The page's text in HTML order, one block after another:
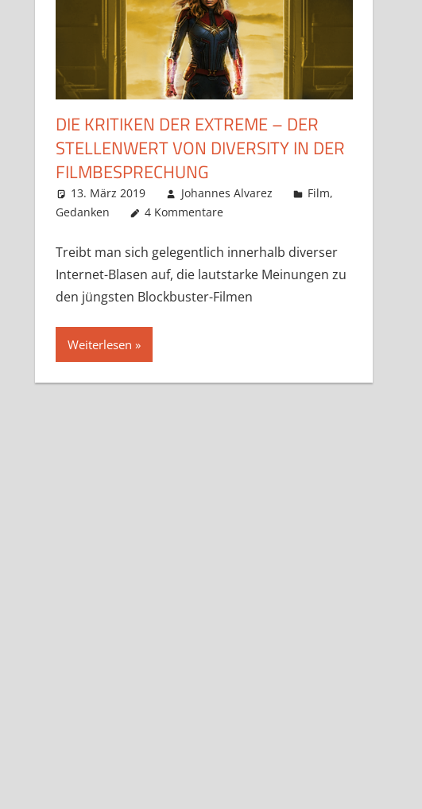
DIE KRITIKEN DER EXTREME – DER
STELLENWERT VON DIVERSITY IN DER
FILMBESPRECHUNG
13. März 2019 Johannes Alvarez Film,
Gedanken
4 Kommentare
Treibt man sich gelegentlich innerhalb diverser
Internet-Blasen auf, die lautstarke Meinungen zu
den jüngsten Blockbuster-Filmen
Weiterlesen